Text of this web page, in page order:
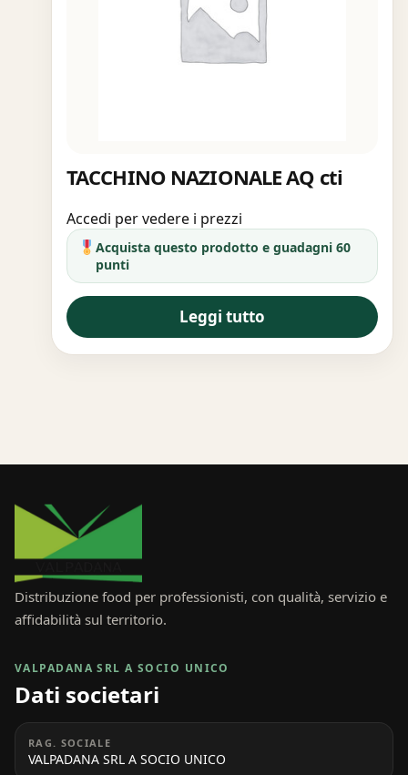
TACCHINO NAZIONALE AQ cti
Accedi per vedere i prezzi
Acquista questo prodotto e guadagni 60
punti
Leggi tutto
Distribuzione food per professionisti, con qualità, servizio e
affidabilità sul territorio.
VALPADANA SRL A SOCIO UNICO
Dati societari
RAG. SOCIALE
VALPADANA SRL A SOCIO UNICO